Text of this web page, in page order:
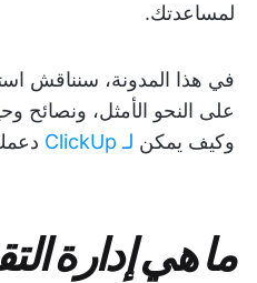
لمساعدتك.
في هذا المدونة، سنناقش
على النحو الأمثل، ونصائح
وكيف يمكن لـ ClickUp
ما هي إدارة